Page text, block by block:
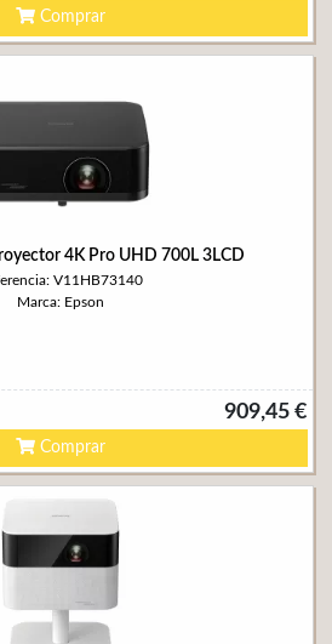
Comprar
4K Pro UHD 700L 3LCD
V11HB73140
Marca: Epson
909,45 €
Comprar